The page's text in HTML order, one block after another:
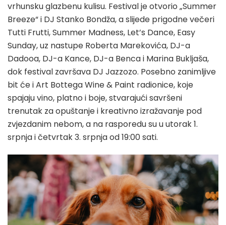
vrhunsku glazbenu kulisu. Festival je otvorio „Summer
Breeze“ i DJ Stanko Bondža, a slijede prigodne večeri
Tutti Frutti, Summer Madness, Let’s Dance, Easy
Sunday, uz nastupe Roberta Marekovića, DJ-a
Dadooa, DJ-a Kance, DJ-a Benca i Marina Bukljaša,
dok festival završava DJ Jazzozo. Posebno zanimljive
bit će i Art Bottega Wine & Paint radionice, koje
spajaju vino, platno i boje, stvarajući savršeni
trenutak za opuštanje i kreativno izražavanje pod
zvjezdanim nebom, a na rasporedu su u utorak 1.
srpnja i četvrtak 3. srpnja od 19:00 sati.